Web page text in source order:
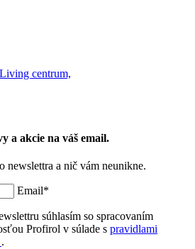
Living centrum,
a akcie na váš email.
newslettra a nič vám neunikne.
Email*
súhlasím so spracovaním
Profirol v súlade s pravidlami
.